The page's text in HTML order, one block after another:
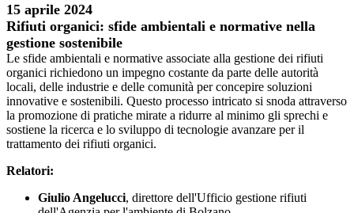
15 aprile 2024
Rifiuti organici: sfide ambientali e normative nella
gestione sostenibile
Le sfide ambientali e normative associate alla gestione dei rifiuti
organici richiedono un impegno costante da parte delle autorità
locali, delle industrie e delle comunità per concepire soluzioni
innovative e sostenibili. Questo processo intricato si snoda attraverso
la promozione di pratiche mirate a ridurre al minimo gli sprechi e
sostiene la ricerca e lo sviluppo di tecnologie avanzare per il
trattamento dei rifiuti organici.
Relatori:
Giulio Angelucci, direttore dell'Ufficio gestione rifiuti